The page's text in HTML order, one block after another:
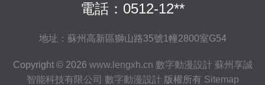
電話：0512-12**
地址：蘇州高新區獅山路35號1幢2800室G54
Copyright © 2026 www.lengxh.cn 數字動漫設計 蘇州享誠
智能科技有限公司 數字動漫設計版權所有 Sitemap